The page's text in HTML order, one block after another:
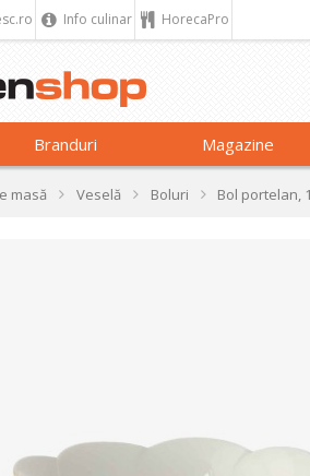
Info culinar HorecaPro
Branduri Magazine
masă Veselă Boluri Bol portelan,